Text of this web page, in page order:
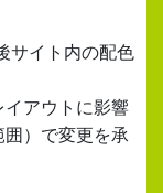
サイト内の配色
アウトに影響
囲）で変更を承